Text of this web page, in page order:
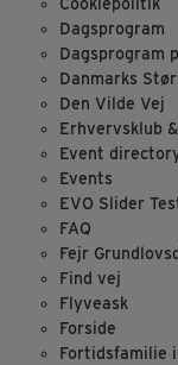
Dagsprogram
Dagsprogram
Danmarks
Den Vilde Vej
Erhvervsklub
Event
Events
EVO Slider
FAQ
Fejr
Find vej
Flyveask
Forside
Fortidsfamilie